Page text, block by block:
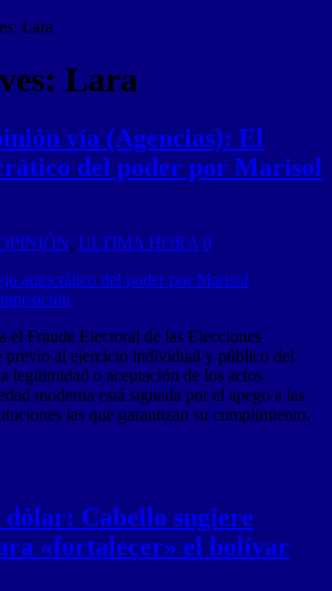
Lara
Lara
vía (Agencias): El
del poder por Marisol
, ULTIMA HORA 0
el Fraude Electoral de las Elecciones
previo al ejercicio individual y público del
legitimidad o aceptación de los actos
moderna está signada por el apego a las
las que garantizan su cumplimiento.
Cabello sugiere
«fortalecer» el bolívar